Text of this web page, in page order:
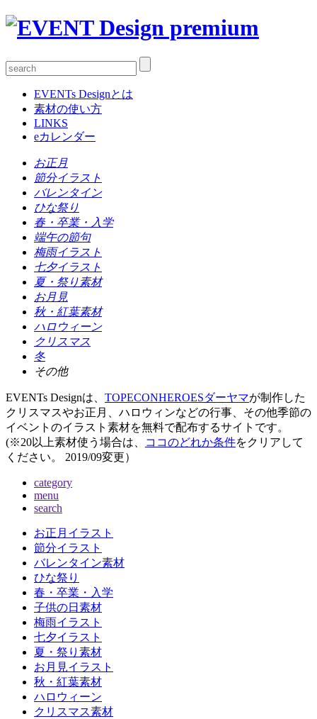
EVENTs Designとは
素材の使い方
LINKS
eカレンダー
お正月
節分イラスト
バレンタイン
ひな祭り
春・卒業・入学
端午の節句
梅雨イラスト
七夕イラスト
夏・祭り素材
お月見
秋・紅葉素材
ハロウィーン
クリスマス
冬
その他
EVENTs Designは、 TOPECONHEROESダーヤマが制作した
クリスマスやお正月、ハロウィンなどの行事、その他季節の
イベントのイラスト素材を無料で配布するサイトです。
(※20以上素材使う場合は、
ココのどれか条件をクリアして
ください。 2019/09変更）
category
menu
search
お正月イラスト
節分イラスト
バレンタイン素材
ひな祭り
春・卒業・入学
子供の日素材
梅雨イラスト
七夕イラスト
夏・祭り素材
お月見イラスト
秋・紅葉素材
ハロウィーン
クリスマス素材